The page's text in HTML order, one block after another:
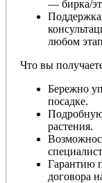
— бирка/
Поддержка
любом
Что вы
Бережно
посадке.
растения.
Гарантию
договора